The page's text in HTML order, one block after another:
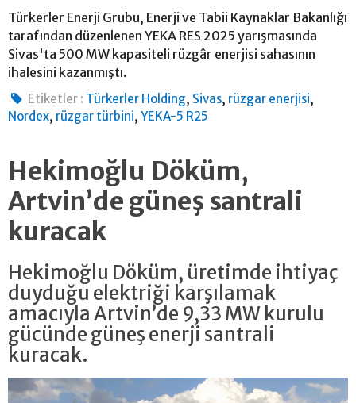
Türkerler Enerji Grubu, Enerji ve Tabii Kaynaklar Bakanlığı
tarafından düzenlenen YEKA RES 2025 yarışmasında
Sivas'ta 500 MW kapasiteli rüzgâr enerjisi sahasının
ihalesini kazanmıştı.
Etiketler : Türkerler Holding, Sivas, rüzgar enerjisi,
Nordex, rüzgar türbini, YEKA-5 R25
Hekimoğlu Döküm,
Artvin’de güneş santrali
kuracak
Hekimoğlu Döküm, üretimde ihtiyaç
duyduğu elektriği karşılamak
amacıyla Artvin’de 9,33 MW kurulu
gücünde güneş enerji santrali
kuracak.